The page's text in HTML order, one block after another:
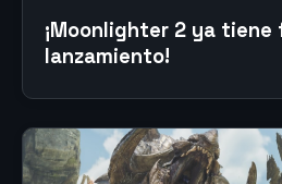
¡Moonlighter 2 ya tiene
lanzamiento!